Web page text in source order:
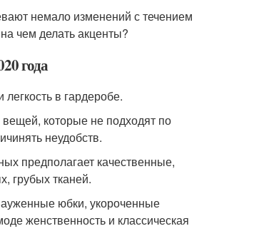
немало изменений с течением
чем делать акценты?
года
в гардеробе.
которые не подходят по
неудобств.
предполагает качественные,
грубых тканей.
юбки, укороченные
женственность и классическая